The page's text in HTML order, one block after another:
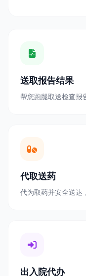
送取报告结果
帮您跑腿取送检查报
代取送药
代为取药并安全送达
出入院代办